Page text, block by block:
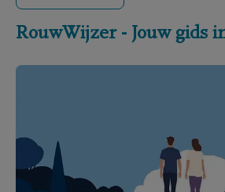
RouwWijzer - Jouw gids